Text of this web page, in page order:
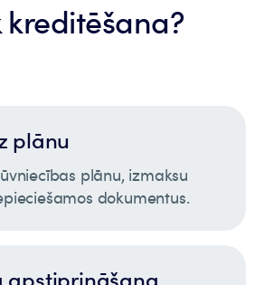
kreditēšana?
plānu
plānu, izmaksu
dokumentus.